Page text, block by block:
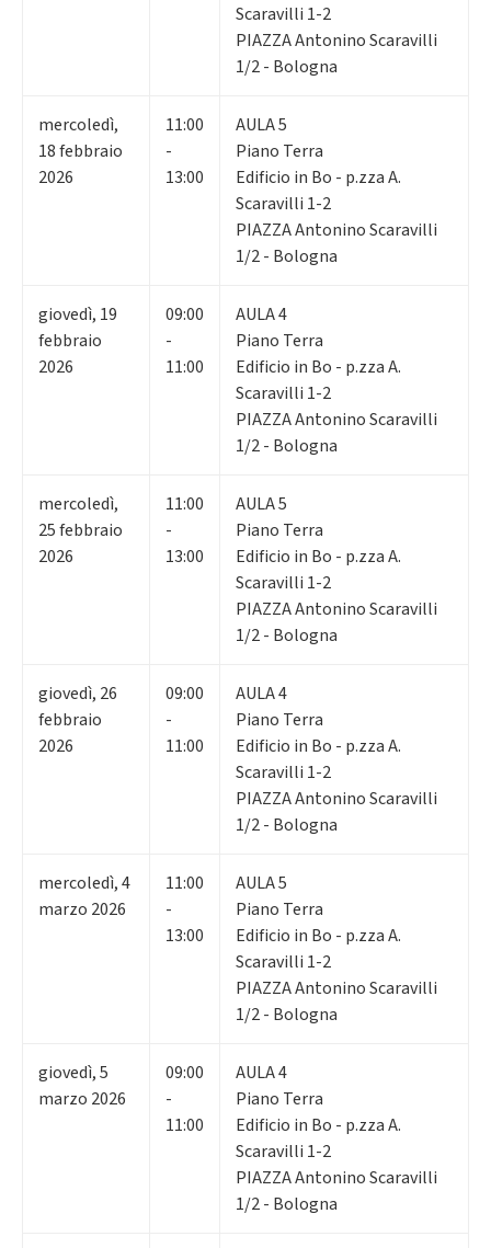
Scaravilli 1-2
PIAZZA Antonino Scaravilli
1/2 - Bologna
mercoledì,
18febbraio
2026
11:00
-
13:00
AULA 5
Piano Terra
Edificio in Bo - p.zza A.
Scaravilli 1-2
PIAZZA Antonino Scaravilli
1/2 - Bologna
giovedì, 19
febbraio
2026
09:00
-
11:00
AULA 4
Piano Terra
Edificio in Bo - p.zza A.
Scaravilli 1-2
PIAZZA Antonino Scaravilli
1/2 - Bologna
mercoledì,
25febbraio
2026
11:00
-
13:00
AULA 5
Piano Terra
Edificio in Bo - p.zza A.
Scaravilli 1-2
PIAZZA Antonino Scaravilli
1/2 - Bologna
giovedì, 26
febbraio
2026
09:00
-
11:00
AULA 4
Piano Terra
Edificio in Bo - p.zza A.
Scaravilli 1-2
PIAZZA Antonino Scaravilli
1/2 - Bologna
mercoledì,4
marzo 2026
11:00
-
13:00
AULA 5
Piano Terra
Edificio in Bo - p.zza A.
Scaravilli 1-2
PIAZZA Antonino Scaravilli
1/2 - Bologna
giovedì,5
marzo 2026
09:00
-
11:00
AULA 4
Piano Terra
Edificio in Bo - p.zza A.
Scaravilli 1-2
PIAZZA Antonino Scaravilli
1/2 - Bologna